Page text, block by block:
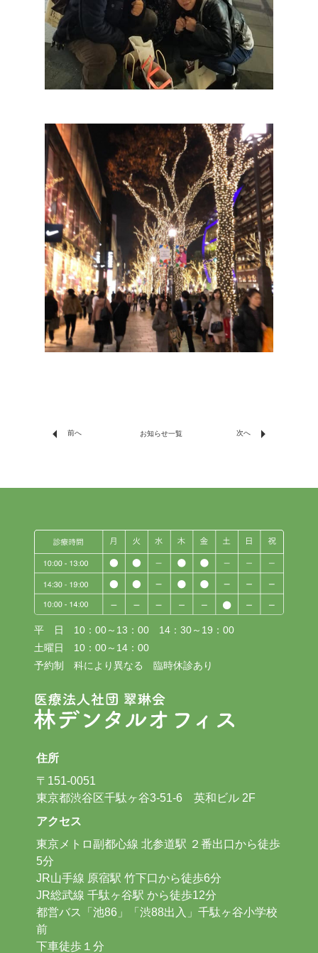
arrow_left 前へ お知らせ一覧 次へ arrow_right
平 日 10：00～13：00 14：30～19：00
土曜日 10：00～14：00
予約制 科により異なる 臨時休診あり
住所
〒151-0051
東京都渋谷区千駄ヶ谷3-51-6 英和ビル 2F
アクセス
東京メトロ副都心線 北参道駅 ２番出口から徒歩
5分
JR山手線 原宿駅 竹下口から徒歩6分
JR総武線 千駄ヶ谷駅 から徒歩12分
都営バス「池86」「渋88出入」千駄ヶ谷小学校
前
下車徒歩１分